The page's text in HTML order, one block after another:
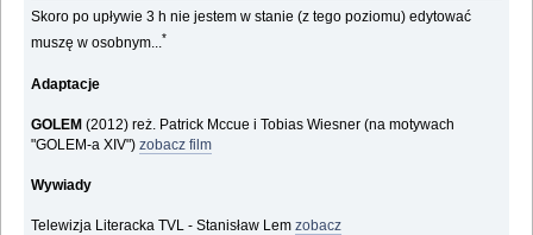
Skoro po upływie 3 h nie jestem w stanie (z tego poziomu) edytować
muszę w osobnym...*
Adaptacje
GOLEM (2012) reż. Patrick Mccue i Tobias Wiesner (na motywach
"GOLEM-a XIV")zobacz film
Wywiady
Telewizja Literacka TVL - Stanisław Lemzobacz